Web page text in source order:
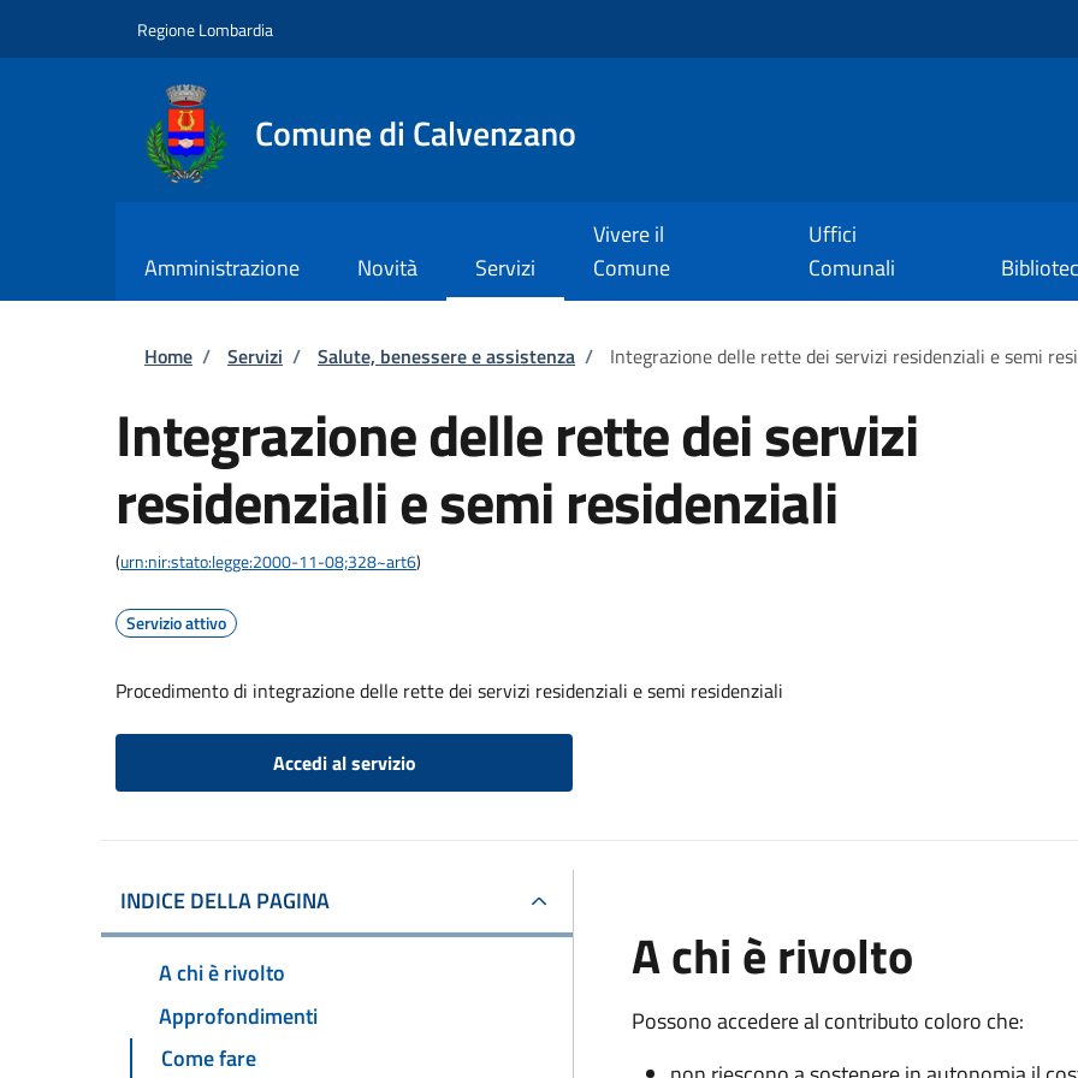
Regione Lombardia
Comune di Calvenzano
Amministrazione Novità Servizi
Vivere il
Comune
Uffici
Comunali
Briciole di pane
Home / Servizi / Salute, benessere e assistenza / Integrazione delle rette dei servizi residenziali e semi
Integrazione delle rette dei servizi
residenziali e semi residenziali
(urn:nir:stato:legge:2000-11-08;328~art6)
Servizio attivo
Procedimento di integrazione delle rette dei servizi residenziali e semi residenziali
Accedi al servizio
INDICE DELLA PAGINA
A chi è rivolto
Approfondimenti
Come fare
A chi è rivolto
Possono accedere al contributo coloro che: